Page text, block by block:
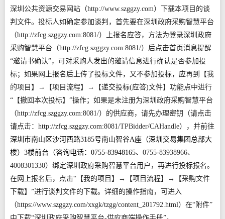
深圳公共资源交易网站（http://www.szggzy.com）下载本项目的谈
判文件。投标人如确定参加谈判，首先要在深圳政府采购智慧平台
（http://zfcg.szggzy.com:8081/）上报名应答，方法为登录深圳政府
采购智慧平台（http://zfcg.szggzy.com:8081/）后点击首页消息提醒
“邀请书确认”，可对采购人发出的邀请信息进行确认是否参加投
标；如果网上报名后上传了投标文件，又不参加投标，应再到【我
的项目】→【项目流程】→【递交投标(应答)文件】功能点中进行
“【撤回本次投标】”操作；如果是未注册为深圳政府采购智慧平台
（http://zfcg.szggzy.com:8081/）的供应商，请先办理密钥（请点击
请点击：http://zfcg.szggzy.com:8081/TPBidder/CAHandle），并前往
深圳市南山区沙河西路3185号南山智谷A座（深圳交易集团总部大
楼）3楼前台（咨询电话：0755-83948165、 0755-83938966、
4008301330）绑定深圳政府采购智慧平台用户，再进行投标报名。
在网上报名后，点击“【我的项目】→【项目流程】→【采购文件
下载】”进行谈判文件的下载。详细的操作指南，可进入
（https://www.szggzy.com/xxgk/tzgg/content_201792.html）在“附件”